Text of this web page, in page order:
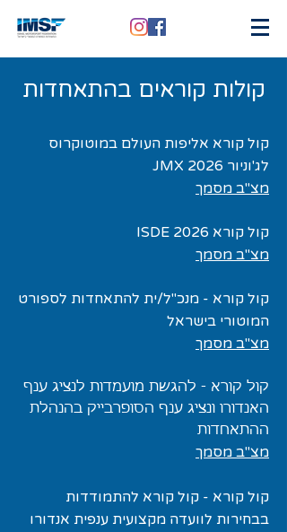
קולות קוראים בהתאחדות
קול קורא אליפות העולם במוטוקרוס
לג'וניור JMX 2026
מצ"ב מסמך
קול קורא ISDE 2026
מצ"ב מסמך
קול קורא - מנכ"ל/ית להתאחדות לספורט
המוטורי בישראל
מצ"ב מסמך
קול קורא - להגשת מועמדות לנציג ענף
האנדורו ונציג ענף הסופרבייק בהנהלת
ההתאחדות
מצ"ב מסמך
קול קורא - קול קורא להתמודדות
בבחירות לוועדה מקצועית ענפית אנדורו